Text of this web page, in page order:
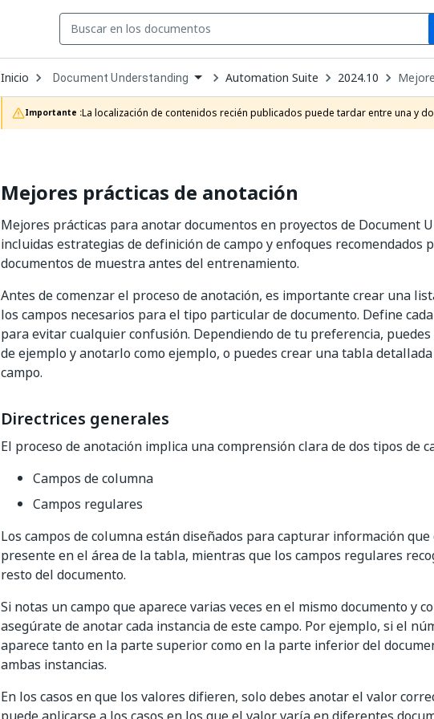
Inicio Open
Dropdown
to
choose
product
Document Understanding Automation Suite 2024.10
Importante :La localización de contenidos recién publicados puede tardar entre una y
Mejores prácticas de anotación
Mejores prácticas para anotar documentos en proyectos de Document
incluidas estrategias de definición de campo y enfoques recomendados
documentos de muestra antes del entrenamiento.
Antes de comenzar el proceso de anotación, es importante crear una
los campos necesarios para el tipo particular de documento. Define
para evitar cualquier confusión. Dependiendo de tu preferencia,
de ejemplo y anotarlo como ejemplo, o puedes crear una tabla
campo.
Directrices generales
El proceso de anotación implica una comprensión clara de dos tipos de
Campos de columna
Campos regulares
Los campos de columna están diseñados para capturar información
presente en el área de la tabla, mientras que los campos regulares
resto del documento.
Si notas un campo que aparece varias veces en el mismo documento y
asegúrate de anotar cada instancia de este campo. Por ejemplo, si el
aparece tanto en la parte superior como en la parte inferior del
ambas instancias.
En los casos en que los valores difieren, solo debes anotar el valor